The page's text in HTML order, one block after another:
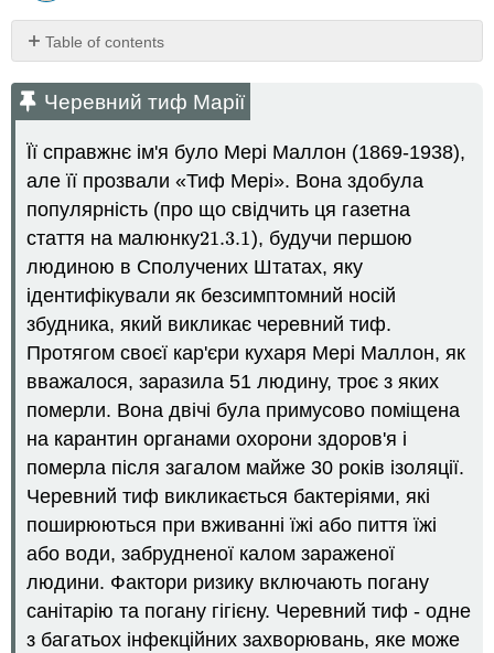
Table of contents
тиф
Марії
збудників
Виявлення
збудників:
постулати
Постулати
Коха
Як
збудники
викликають
захворювання
передаються
збудники
Управління
інфекційними
захворюваннями
Діагностика
інфекційних
захворювань
Лікування
Черевний тиф Марії
Її справжнє ім'я було Мері Маллон (1869-1938),
але її прозвали «Тиф Мері». Вона здобула
популярність (про що свідчить ця газетна
стаття на малюнку21.3.1
21.3.1), будучи першою
людиною в Сполучених Штатах, яку
ідентифікували як безсимптомний носій
збудника, який викликає черевний тиф.
Протягом своєї кар'єри кухаря Мері Маллон, як
вважалося, заразила 51 людину, троє з яких
померли. Вона двічі була примусово поміщена
на карантин органами охорони здоров'я і
померла після загалом майже 30 років ізоляції.
Черевний тиф викликається бактеріями, які
поширюються при вживанні їжі або пиття їжі
або води, забрудненої калом зараженої
людини. Фактори ризику включають погану
санітарію та погану гігієну. Черевний тиф - одне
з багатьох інфекційних захворювань, яке може